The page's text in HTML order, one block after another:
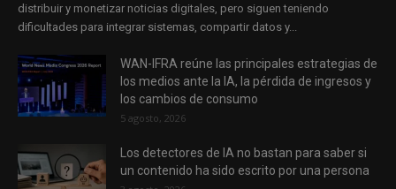
distribuir y monetizar noticias digitales, pero siguen teniendo
dificultades para integrar sistemas, compartir datos y...
WAN-IFRA reúne las principales estrategias de
los medios ante la IA, la pérdida de ingresos y
los cambios de consumo
5 agosto, 2026
Los detectores de IA no bastan para saber si
un contenido ha sido escrito por una persona